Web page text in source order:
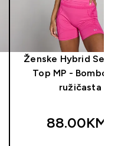
Ženske Hybrid
Top MP -
ružičasta
88.00KM‎